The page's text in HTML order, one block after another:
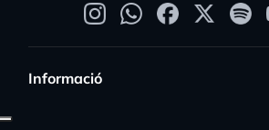
Informació